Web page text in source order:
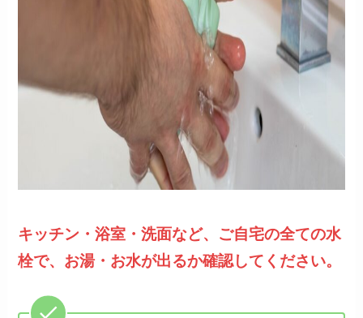
キッチン・浴室・洗面など、ご自宅の全ての水
栓で、お湯・お水が出るか確認してください。